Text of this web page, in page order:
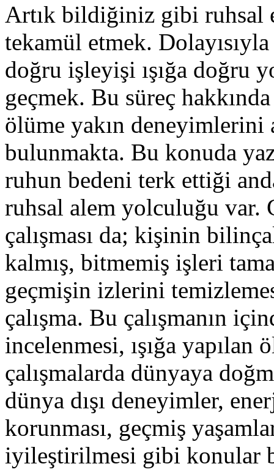
Artık bildiğiniz gibi ruhsal
tekamül etmek.
doğru işleyişi ışığa doğru
geçmek. Bu süreç
ölüme yakın deneyimlerini
bulunmakta. Bu konuda
ruhun bedeni terk ettiği
ruhsal alem yolculuğu var.
çalışması da; kişinin
kalmış, bitmemiş işleri
geçmişin izlerini
çalışma. Bu çalışmanın
incelenmesi, ışığa yapılan
çalışmalarda dünyaya
dünya dışı deneyimler,
korunması, geçmiş
iyileştirilmesi gibi konular